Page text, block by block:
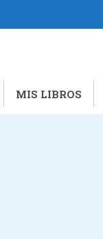
MIS LIBROS